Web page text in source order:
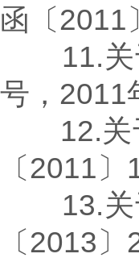
函〔2011
11.关于
号，2011
12.关于
〔2011
13.关于
〔2013